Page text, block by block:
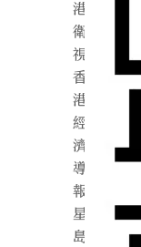
港
衛
視
香
港
經
濟
導
報
星
島